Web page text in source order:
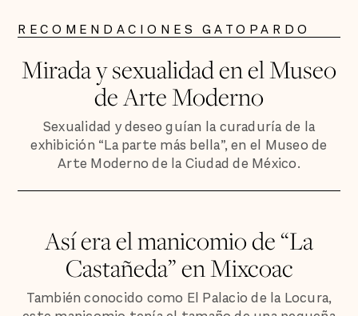
RECOMENDACIONES GATOPARDO
Mirada y sexualidad en el Museo
de Arte Moderno
Sexualidad y deseo guían la curaduría de la
exhibición “La parte más bella”, en el Museo de
Arte Moderno de la Ciudad de México.
Así era el manicomio de “La
Castañeda” en Mixcoac
También conocido como El Palacio de la Locura,